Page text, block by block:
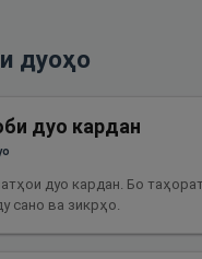
дуоҳо
дуо кардан
дуо кардан. Бо
сано ва зикрҳо.